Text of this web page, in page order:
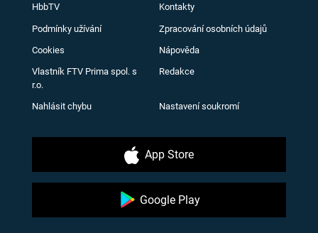
HbbTV Kontakty
Podmínky užívání Zpracování osobních údajů
Cookies Nápověda
Vlastník FTV Prima spol. s
r.o.
Redakce
Nahlásit chybu Nastavení soukromí
App Store
Google Play